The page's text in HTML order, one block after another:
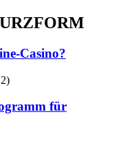
Casino?
für